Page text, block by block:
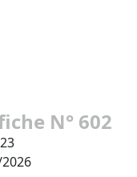
N° 602